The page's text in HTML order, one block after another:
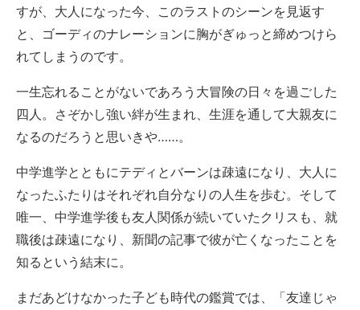
すが、大人になった今、このラストのシーンを見返す
と、ゴーディのナレーションに胸がぎゅっと締めつけら
れてしまうのです。
一生忘れることがないであろう大冒険の日々を過ごした
四人。さぞかし強い絆が生まれ、生涯を通して大親友に
なるのだろうと思いきや……。
中学進学とともにテディとバーンは疎遠になり、大人に
なったふたりはそれぞれ自分なりの人生を歩む。そして
唯一、中学進学後も友人関係が続いていたクリスも、就
職後は疎遠になり、新聞の記事で彼が亡くなったことを
知るという結末に。
まだあどけなかった子ども時代の鑑賞では、「友達じゃ